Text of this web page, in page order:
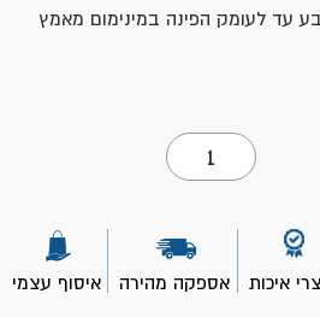
עד לעומק הפינה במינימום מאמץ
כמות
של
זוג
פוליאסטר
להחלפה
ROLLINGDOG
איכות אספקה מהירה איסוף עצמי